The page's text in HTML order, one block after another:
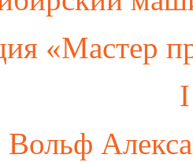
«Мастер
Вольф